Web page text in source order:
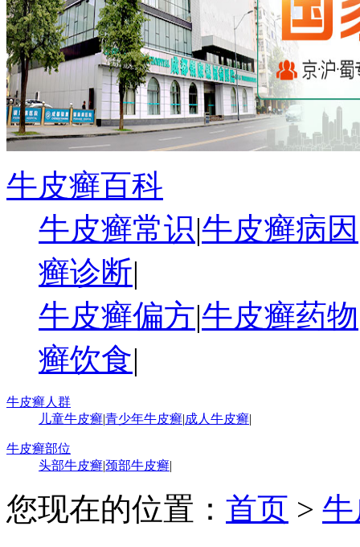
牛皮癣百科
牛皮癣常识|牛皮癣病因
癣诊断|
牛皮癣偏方|牛皮癣药物
癣饮食|
牛皮癣人群
儿童牛皮癣|青少年牛皮癣|成人牛皮癣|
牛皮癣部位
头部牛皮癣|颈部牛皮癣|
您现在的位置： 首页 >